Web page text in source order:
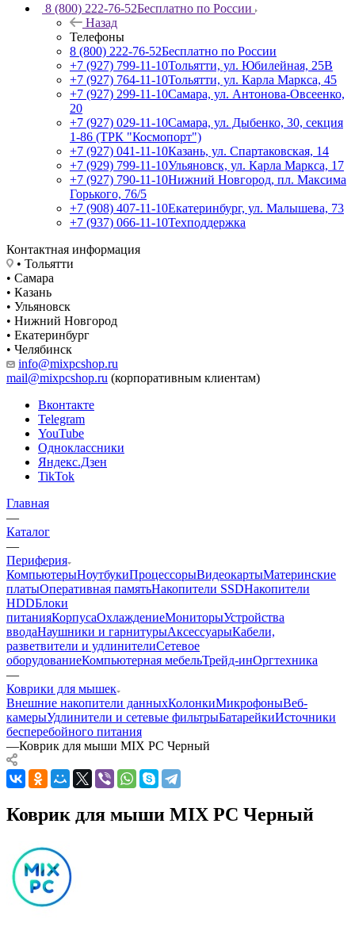
8 (800) 222-76-52Бесплатно по России
Назад
Телефоны
8 (800) 222-76-52Бесплатно по России
+7 (927) 799-11-10Тольятти, ул. Юбилейная, 25В
+7 (927) 764-11-10Тольятти, ул. Карла Маркса, 45
+7 (927) 299-11-10Самара, ул. Антонова-Овсеенко,
20
+7 (927) 029-11-10Самара, ул. Дыбенко, 30, секция
1-86 (ТРК "Космопорт")
+7 (927) 041-11-10Казань, ул. Спартаковская, 14
+7 (929) 799-11-10Ульяновск, ул. Карла Маркса, 17
+7 (927) 790-11-10Нижний Новгород, пл. Максима
Горького, 76/5
+7 (908) 407-11-10Екатеринбург, ул. Малышева, 73
+7 (937) 066-11-10Техподдержка
Контактная информация
• Тольятти
• Самара
• Казань
• Ульяновск
• Нижний Новгород
• Екатеринбург
• Челябинск
info@mixpcshop.ru
mail@mixpcshop.ru (корпоративным клиентам)
Вконтакте
Telegram
YouTube
Одноклассники
Яндекс.Дзен
TikTok
Главная
—
Каталог
—
Периферия
КомпьютерыНоутбукиПроцессорыВидеокартыМатеринские
платыОперативная памятьНакопители SSDНакопители
HDDБлоки
питанияКорпусаОхлаждениеМониторыУстройства
вводаНаушники и гарнитурыАксессуарыКабели,
разветвители и удлинителиСетевое
оборудованиеКомпьютерная мебельТрейд-инОргтехника
—
Коврики для мышек
Внешние накопители данныхКолонкиМикрофоныВеб-
камерыУдлинители и сетевые фильтрыБатарейкиИсточники
бесперебойного питания
—Коврик для мыши MIX PC Черный
Коврик для мыши MIX PC Черный